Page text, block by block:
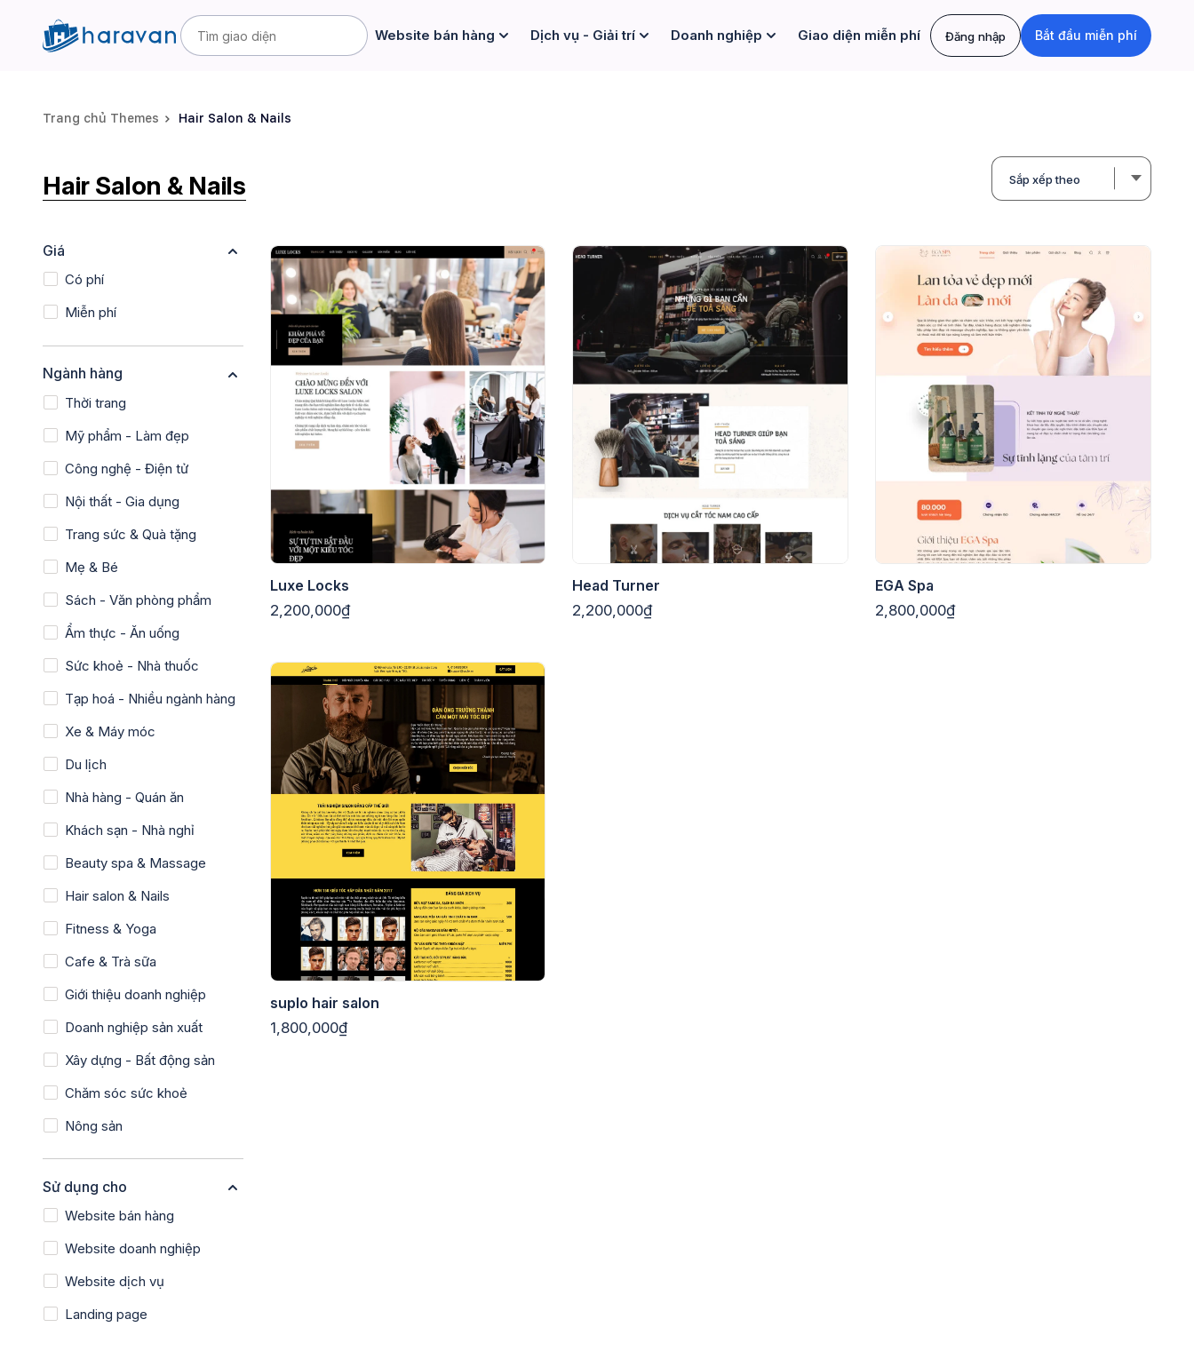
Website bán hàng Dịch vụ - Giải trí Doanh nghiệp Giao diện miễn phí Đăng nhập Bắt đầu miễn phí
Trang chủ Themes Hair Salon & Nails
Hair Salon & Nails Sắp xếp theo
Giá
Có phí
Miễn phí
Ngành hàng
Thời trang
Mỹ phẩm - Làm đẹp
Công nghệ - Điện tử
Nội thất - Gia dụng
Trang sức & Quà tặng
Mẹ & Bé
Sách - Văn phòng phẩm
Ẩm thực - Ăn uống
Sức khoẻ - Nhà thuốc
Tạp hoá - Nhiều ngành hàng
Xe & Máy móc
Du lịch
Nhà hàng - Quán ăn
Khách sạn - Nhà nghỉ
Beauty spa & Massage
Hair salon & Nails
Fitness & Yoga
Cafe & Trà sữa
Giới thiệu doanh nghiệp
Doanh nghiệp sản xuất
Xây dựng - Bất động sản
Chăm sóc sức khoẻ
Nông sản
Sử dụng cho
Website bán hàng
Website doanh nghiệp
Website dịch vụ
Landing page
Luxe Locks
2,200,000₫
Head Turner
2,200,000₫
EGA Spa
2,800,000₫
suplo hair salon
1,800,000₫